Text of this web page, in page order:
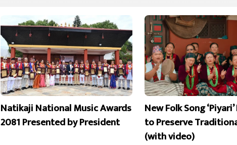
Natikaji National Music Awards
2081 Presented by President
New Folk Song
to Preserve
(with video)